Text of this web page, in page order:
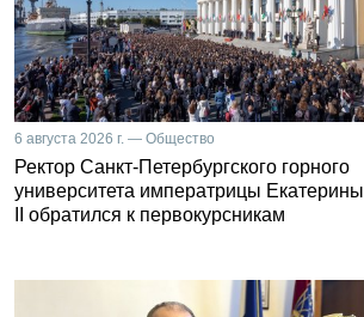
6 августа 2026 г. — Общество
Ректор Санкт-Петербургского горного
университета императрицы Екатерины
II обратился к первокурсникам